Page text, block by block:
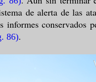
de alerta de las
informes conservados
86).